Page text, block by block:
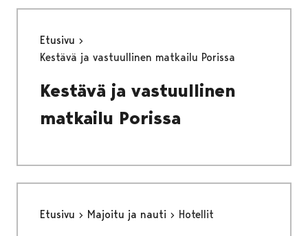
Etusivu
Kestävä ja vastuullinen matkailu Porissa
Kestävä ja vastuullinen
matkailu Porissa
Etusivu Majoitu ja nauti Hotellit